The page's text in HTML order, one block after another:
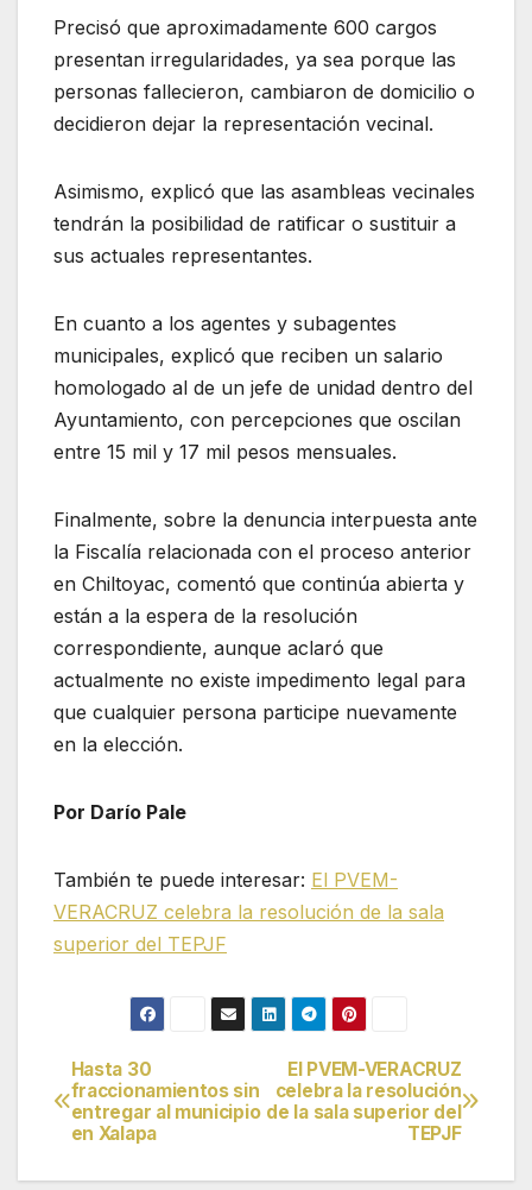
Precisó que aproximadamente 600 cargos
presentan irregularidades, ya sea porque las
personas fallecieron, cambiaron de domicilio o
decidieron dejar la representación vecinal.
Asimismo, explicó que las asambleas vecinales
tendrán la posibilidad de ratificar o sustituir a
sus actuales representantes.
En cuanto a los agentes y subagentes
municipales, explicó que reciben un salario
homologado al de un jefe de unidad dentro del
Ayuntamiento, con percepciones que oscilan
entre 15 mil y 17 mil pesos mensuales.
Finalmente, sobre la denuncia interpuesta ante
la Fiscalía relacionada con el proceso anterior
en Chiltoyac, comentó que continúa abierta y
están a la espera de la resolución
correspondiente, aunque aclaró que
actualmente no existe impedimento legal para
que cualquier persona participe nuevamente
en la elección.
Por Darío Pale
También te puede interesar: El PVEM-
VERACRUZ celebra la resolución de la sala
superior del TEPJF
Navegación
de
entradas
El PVEM-VERACRUZ
celebra la resolución
de la sala superior del
TEPJF
Hasta 30
fraccionamientos sin
entregar al municipio
en Xalapa